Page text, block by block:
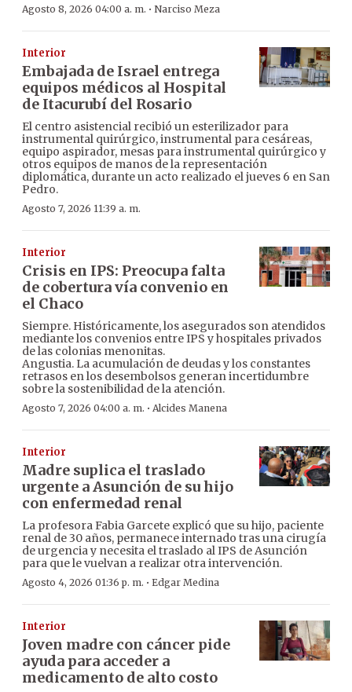
Agosto 8, 2026 04:00 a. m. · Narciso Meza
Interior
Embajada de Israel entrega
equipos médicos al Hospital
de Itacurubí del Rosario
El centro asistencial recibió un esterilizador para
instrumental quirúrgico, instrumental para cesáreas,
equipo aspirador, mesas para instrumental quirúrgico y
otros equipos de manos de la representación
diplomática, durante un acto realizado el jueves 6 en San
Pedro.
Agosto 7, 2026 11:39 a. m.
Interior
Crisis en IPS: Preocupa falta
de cobertura vía convenio en
el Chaco
Siempre. Históricamente, los asegurados son atendidos
mediante los convenios entre IPS y hospitales privados
de las colonias menonitas.
Angustia. La acumulación de deudas y los constantes
retrasos en los desembolsos generan incertidumbre
sobre la sostenibilidad de la atención.
Agosto 7, 2026 04:00 a. m. · Alcides Manena
Interior
Madre suplica el traslado
urgente a Asunción de su hijo
con enfermedad renal
La profesora Fabia Garcete explicó que su hijo, paciente
renal de 30 años, permanece internado tras una cirugía
de urgencia y necesita el traslado al IPS de Asunción
para que le vuelvan a realizar otra intervención.
Agosto 4, 2026 01:36 p. m. · Edgar Medina
Interior
Joven madre con cáncer pide
ayuda para acceder a
medicamento de alto costo